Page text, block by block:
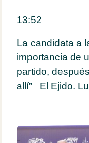
13:52
La candidata a
importancia de
partido,
allí” El Ejido.